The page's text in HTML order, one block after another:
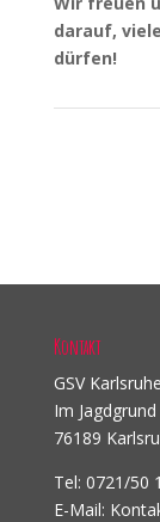
darauf,
dürfen!
Kontakt
GSV
Im Jagdgrund
76189
Tel: 0721/50
E-Mail: